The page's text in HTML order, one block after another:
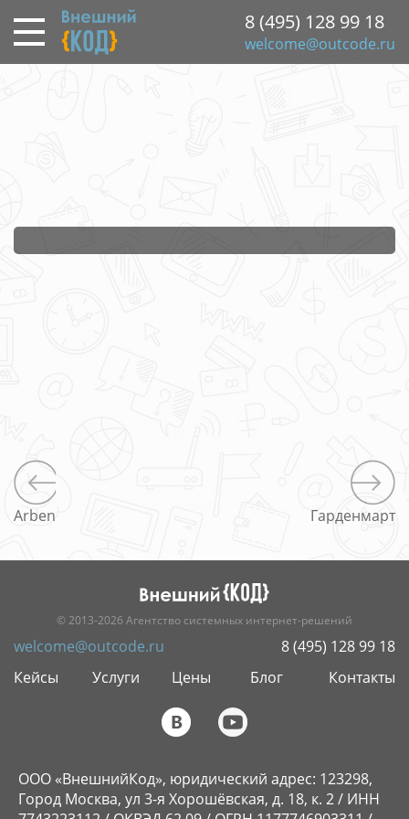
основному
содержанию
8 (495) 128 99 18
welcome@outcode.ru
Arben Гарденмарт
© 2013-2026 Агентство системных интернет-решений
welcome@outcode.ru
8 (495) 128 99 18
Кейсы
Услуги Цены Блог Контакты
ООО «ВнешнийКод», юридический адрес: 123298,
Город Москва, ул 3-я Хорошёвская, д. 18, к. 2 / ИНН